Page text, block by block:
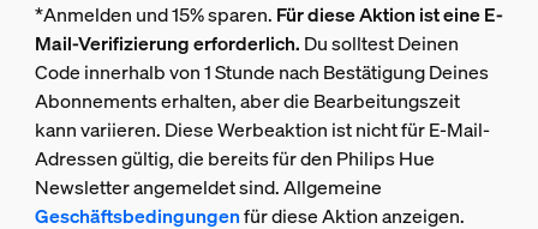
*Anmelden und 15% sparen. Für diese Aktion ist eine E-
Mail-Verifizierung erforderlich. Du solltest Deinen
Code innerhalb von 1 Stunde nach Bestätigung Deines
Abonnements erhalten, aber die Bearbeitungszeit
kann variieren. Diese Werbeaktion ist nicht für E-Mail-
Adressen gültig, die bereits für den Philips Hue
Newsletter angemeldet sind. Allgemeine
Geschäftsbedingungenfür diese Aktion anzeigen.